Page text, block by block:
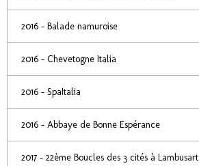
2016 - Balade namuroise
2016 - Chevetogne Italia
2016 - SpaItalia
2016 - Abbaye de Bonne Espérance
2017 - 22ème Boucles des 3 cités à Lambusart